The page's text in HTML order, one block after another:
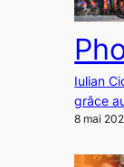
Iulian
grâce
8 mai